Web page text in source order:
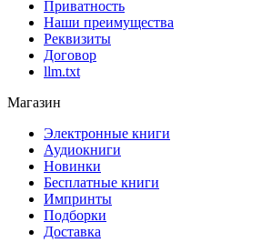
Приватность
Наши преимущества
Реквизиты
Договор
llm.txt
Магазин
Электронные книги
Аудиокниги
Новинки
Бесплатные книги
Импринты
Подборки
Доставка